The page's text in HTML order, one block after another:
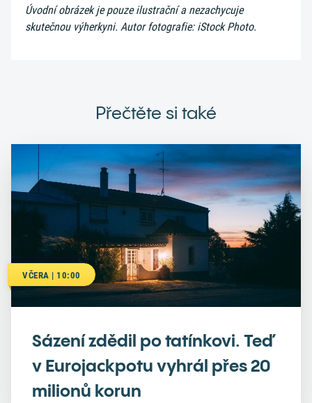
Úvodní obrázek je pouze ilustrační a nezachycuje
skutečnou výherkyni. Autor fotografie: iStock Photo.
Přečtěte si také
VČERA | 10:00
Sázení zdědil po tatínkovi. Teď
v Eurojackpotu vyhrál přes 20
milionů korun